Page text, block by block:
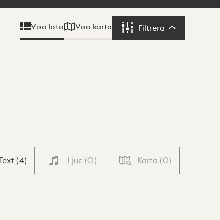
Visa lista Visa karta Filtrera Filtrera
(4) Ljud (0) Karta (0)